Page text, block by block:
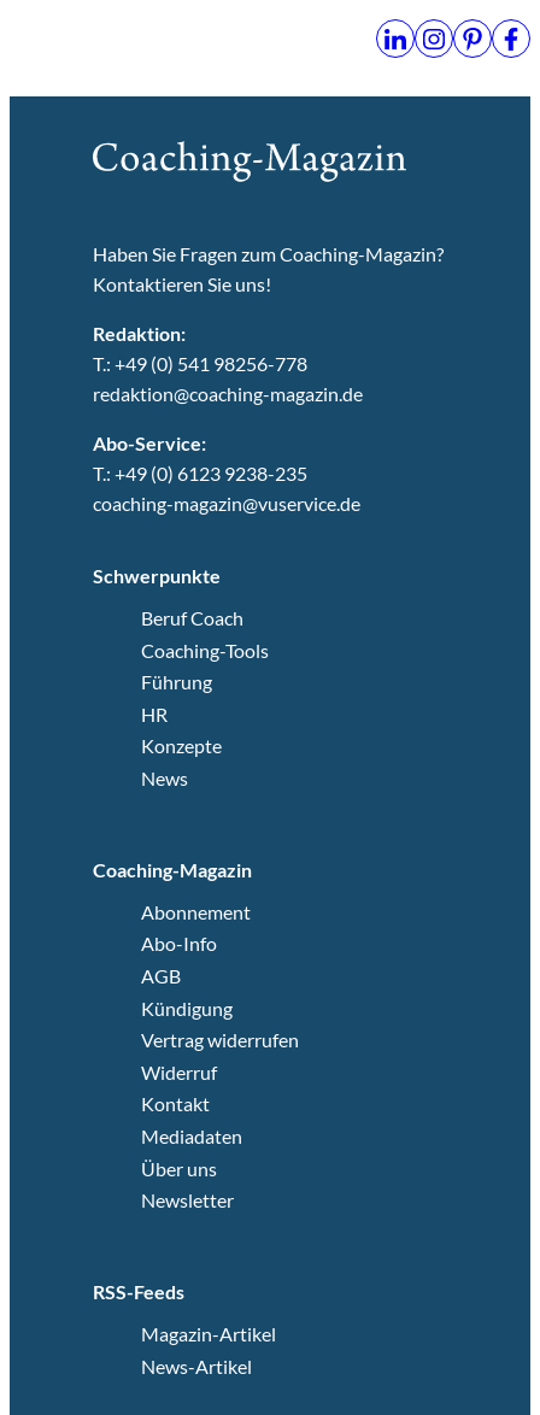
Haben Sie Fragen zum Coaching-Magazin?
Kontaktieren Sie uns!
Redaktion:
T.: +49 (0) 541 98256-778
redaktion@coaching-magazin.de
Abo-Service:
T.: +49 (0) 6123 9238-235
coaching-magazin@vuservice.de
Schwerpunkte
Beruf Coach
Coaching-Tools
Führung
HR
Konzepte
News
Coaching-Magazin
Abonnement
Abo-Info
AGB
Kündigung
Vertrag widerrufen
Widerruf
Kontakt
Mediadaten
Über uns
Newsletter
RSS-Feeds
Magazin-Artikel
News-Artikel